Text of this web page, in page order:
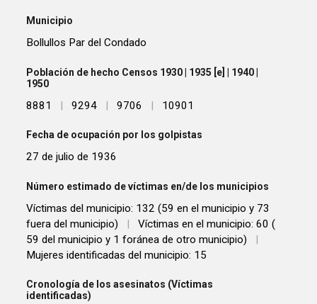
Municipio
Bollullos Par del Condado
Población de hecho Censos 1930 | 1935 [e] | 1940 |
1950
8881 | 9294 | 9706 | 10901
Fecha de ocupación por los golpistas
27 de julio de 1936
Número estimado de víctimas en/de los municipios
Víctimas del municipio: 132 (59 en el municipio y 73
fuera del municipio)
|
Víctimas en el municipio: 60 (
59 del municipio y 1 foránea de otro municipio)
|
Mujeres identificadas del municipio: 15
Cronología de los asesinatos (Víctimas
identificadas)